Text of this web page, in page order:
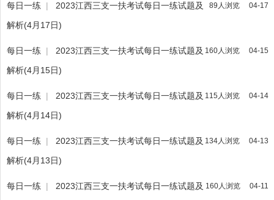
04-17
89人浏览
每日一练 |
2023江西三支一扶考试每日一练试题及
解析(4月17日)
04-15
160人浏览
每日一练 |
2023江西三支一扶考试每日一练试题及
解析(4月15日)
04-14
115人浏览
每日一练 |
2023江西三支一扶考试每日一练试题及
解析(4月14日)
04-13
134人浏览
每日一练 |
2023江西三支一扶考试每日一练试题及
解析(4月13日)
04-11
160人浏览
每日一练 |
2023江西三支一扶考试每日一练试题及